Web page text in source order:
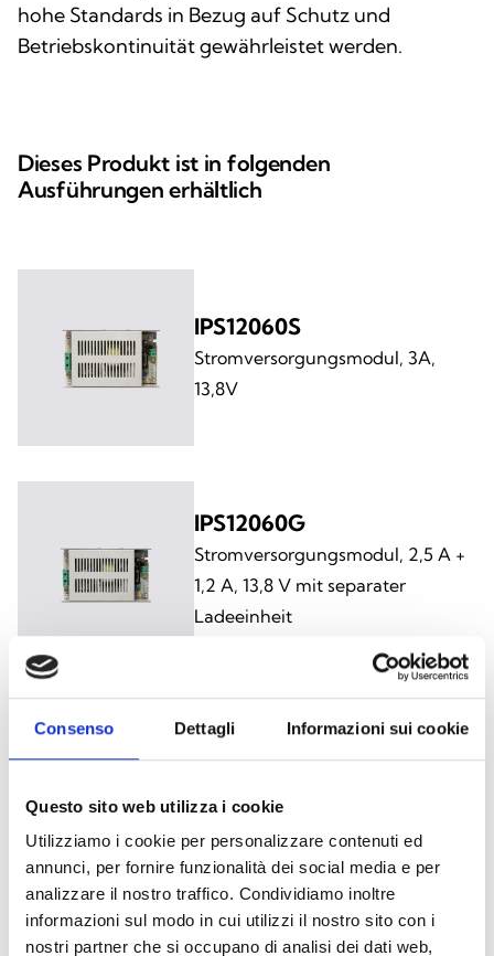
Consenso Dettagli Informazioni sui cookie
Questo sito web utilizza i cookie
Utilizziamo i cookie per personalizzare contenuti ed
annunci, per fornire funzionalità dei social media e per
analizzare il nostro traffico. Condividiamo inoltre
informazioni sul modo in cui utilizzi il nostro sito con i
nostri partner che si occupano di analisi dei dati web,
hohe Standards in Bezug auf Schutz und
Betriebskontinuität gewährleistet werden.
Dieses Produkt ist in folgenden
Ausführungen erhältlich
IPS12060S
Stromversorgungsmodul, 3A,
13,8V
IPS12060G
Stromversorgungsmodul, 2,5 A +
1,2 A, 13,8 V mit separater
Ladeeinheit
IPS12160G
Stromversorgungsmodul, 5 A + 1,2
A, 13,8 V mit separater